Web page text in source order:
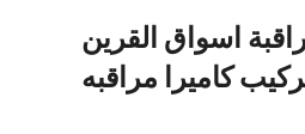
اسواق القرين
معلم تركيب كاميرا مراقبه